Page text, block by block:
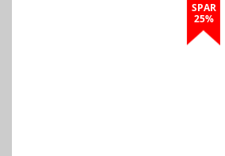
SPAR
25%